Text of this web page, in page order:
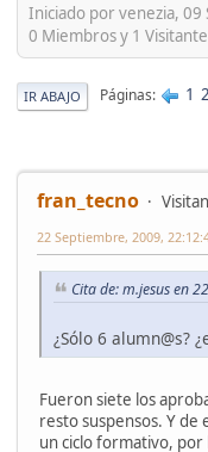
Iniciado por venezia,
0 Miembros y 1
IR ABAJO Páginas 1 2
fran_tecno
22 Septiembre, 2009,
Cita de: m.jesus en
¿Sólo 6 alumn@s?
Fueron siete los
resto suspensos. Y de
un ciclo formativo, por